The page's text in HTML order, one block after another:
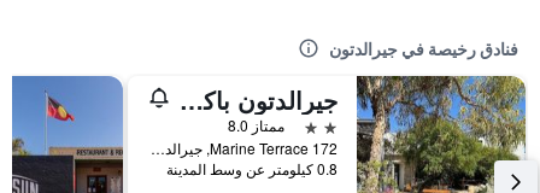
فنادق رخيصة في جيرالدتون
جيرالدتون باكباكرز أون ذا فورشور
2 نجمتين
ممتاز 8.0
172 Marine Terrace, جيرالدتون, WA, أستراليا
0.8 كيلومتر عن وسط المدينة